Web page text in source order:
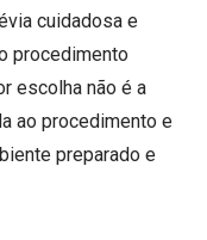
cuidadosa e
procedimento
escolha não é a
ao procedimento e
preparado e